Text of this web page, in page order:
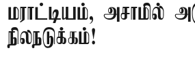
மராட்டியம், அசாமில்
நிலநடுக்கம்!